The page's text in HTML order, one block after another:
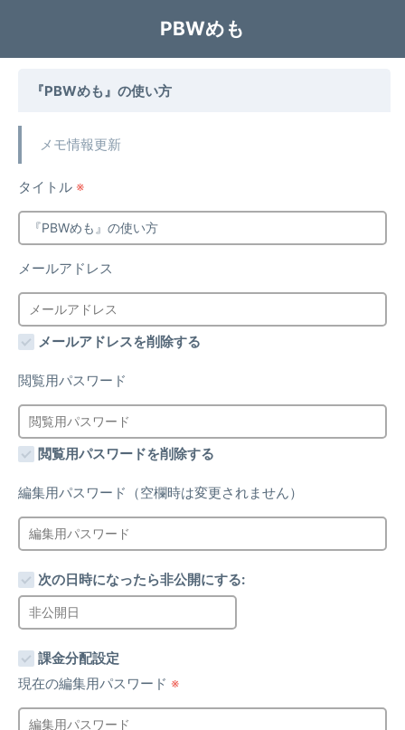
PBWめも
『PBWめも』の使い方
メモ情報更新
タイトル ※
メールアドレス
メールアドレスを削除する
閲覧用パスワード
閲覧用パスワードを削除する
編集用パスワード（空欄時は変更されません）
次の日時になったら非公開にする:
課金分配設定
現在の編集用パスワード ※